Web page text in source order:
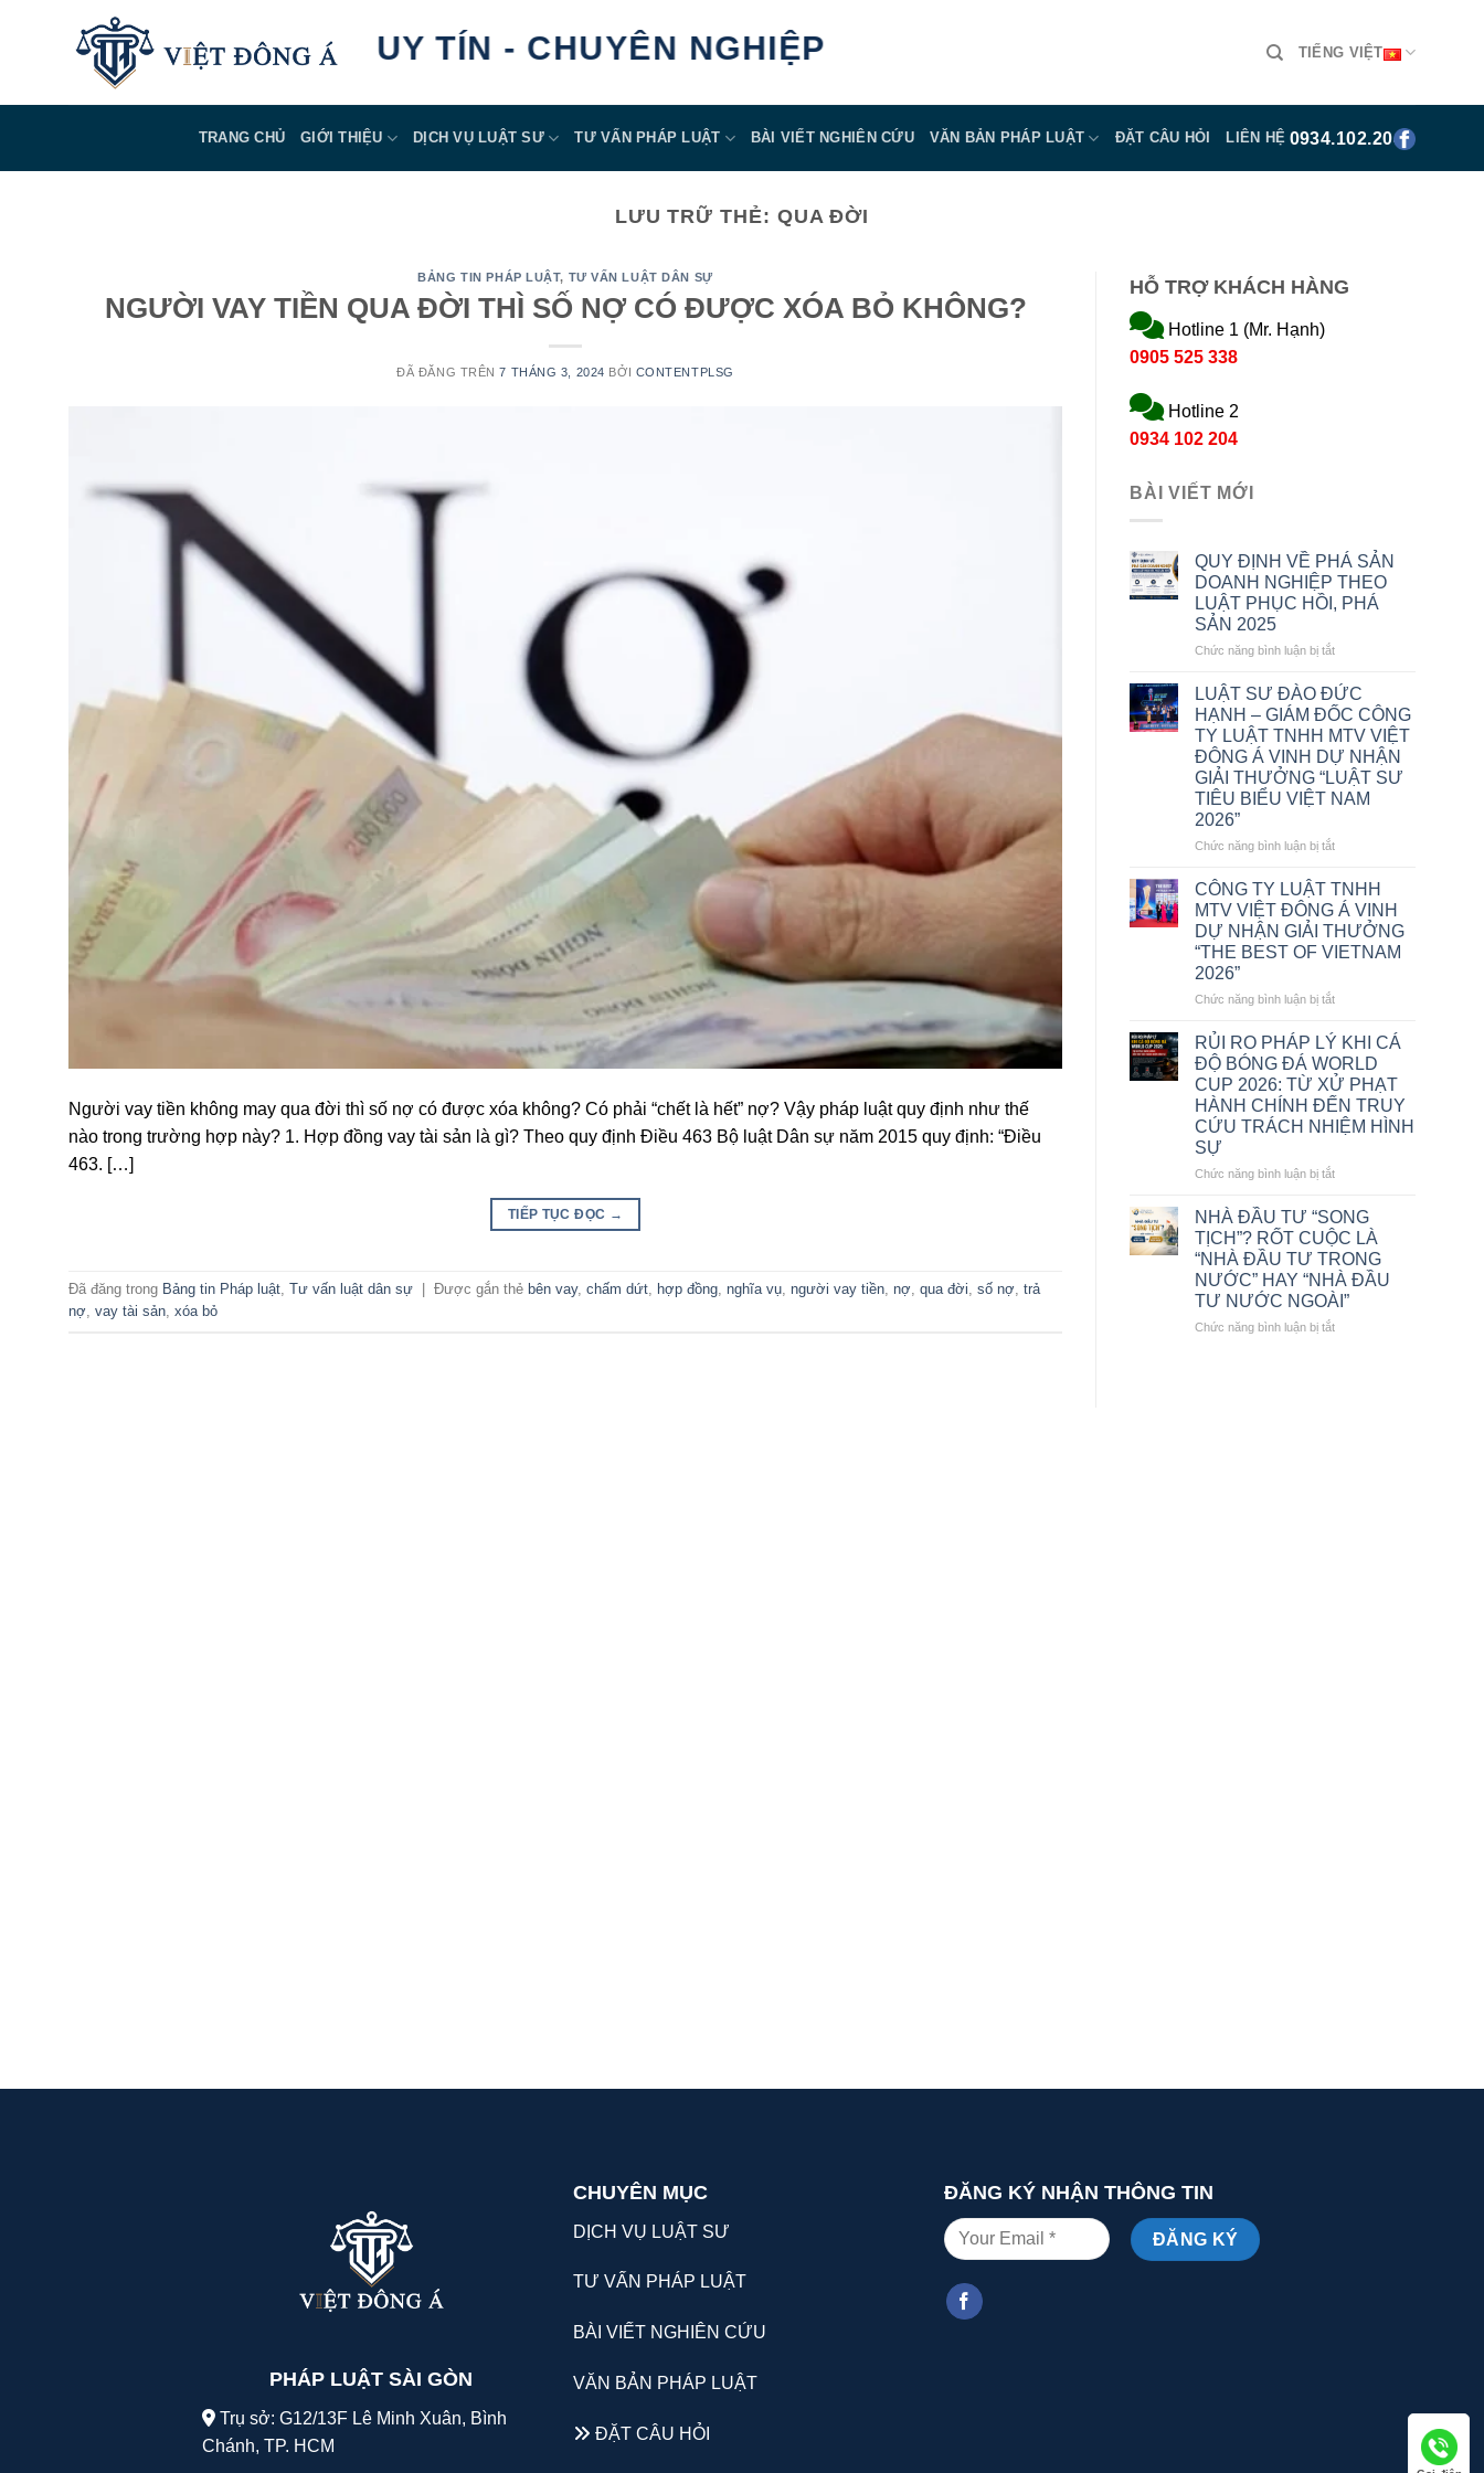
AN TÂM - UY TÍN - CHUYÊN NGHIỆP TIẾNG VIỆT
TRANG CHỦ GIỚI THIỆU DỊCH VỤ LUẬT SƯ TƯ VẤN PHÁP LUẬT BÀI VIẾT NGHIÊN CỨU VĂN BẢN PHÁP LUẬT ĐẶT CÂU HỎI LIÊN HỆ 0934.102.204
LƯU TRỮ THẺ: QUA ĐỜI
BẢNG TIN PHÁP LUẬT, TƯ VẤN LUẬT DÂN SỰ
NGƯỜI VAY TIỀN QUA ĐỜI THÌ SỐ NỢ CÓ ĐƯỢC XÓA BỎ KHÔNG?
ĐÃ ĐĂNG TRÊN7 THÁNG 3, 2024 BỞI CONTENTPLSG
Người vay tiền không may qua đời thì số nợ có được xóa không? Có phải “chết là hết” nợ? Vậy pháp luật quy định như thế
nào trong trường hợp này? 1. Hợp đồng vay tài sản là gì? Theo quy định Điều 463 Bộ luật Dân sự năm 2015 quy định: “Điều
463. […]
TIẾP TỤC ĐỌC →
Đã đăng trong Bảng tin Pháp luật, Tư vấn luật dân sự Được gắn thẻ bên vay, chấm dứt, hợp đồng, nghĩa vụ, người vay tiền, nợ, qua đời, số nợ, trả
nợ, vay tài sản, xóa bỏ
HỖ TRỢ KHÁCH HÀNG
Hotline 1 (Mr. Hạnh)
0905 525 338
Hotline 2
0934 102 204
BÀI VIẾT MỚI
QUY ĐỊNH VỀ PHÁ SẢN
DOANH NGHIỆP THEO
LUẬT PHỤC HỒI, PHÁ
SẢN 2025
Chức năng bình luận bị tắtở
ĐỊNH
VỀ
PHÁ
SẢN
DOANH
NGHIỆP
THEO
SẢN
2025
LUẬT SƯ ĐÀO ĐỨC
HẠNH – GIÁM ĐỐC CÔNG
TY LUẬT TNHH MTV VIỆT
ĐÔNG Á VINH DỰ NHẬN
GIẢI THƯỞNG “LUẬT SƯ
TIÊU BIỂU VIỆT NAM
2026”
Chức năng bình luận bị tắtở
SƯ
ĐÀO
ĐỨC
HẠNH
–
ĐỐC
LUẬT
TNHH
MTV
VIỆT
ĐÔNG
DỰ
GIẢI
THƯỞNG
“LUẬT
SƯ
TIÊU
VIỆT
CÔNG TY LUẬT TNHH
MTV VIỆT ĐÔNG Á VINH
DỰ NHẬN GIẢI THƯỞNG
“THE BEST OF VIETNAM
2026”
Chức năng bình luận bị tắtở
TY
LUẬT
TNHH
MTV
VIỆT
ĐÔNG
GIẢI
THƯỞNG
“THE
BEST
OF
2026”
RỦI RO PHÁP LÝ KHI CÁ
ĐỘ BÓNG ĐÁ WORLD
CUP 2026: TỪ XỬ PHẠT
HÀNH CHÍNH ĐẾN TRUY
CỨU TRÁCH NHIỆM HÌNH
SỰ
Chức năng bình luận bị tắtở
RO
PHÁP
LÝ
KHI
CÁ
ĐỘ
BÓNG
NHÀ ĐẦU TƯ “SONG
TỊCH”? RỐT CUỘC LÀ
“NHÀ ĐẦU TƯ TRONG
NƯỚC” HAY “NHÀ ĐẦU
TƯ NƯỚC NGOÀI”
Chức năng bình luận bị tắtở
PHÁP LUẬT SÀI GÒN
Trụ sở: G12/13F Lê Minh Xuân, Bình
Chánh, TP. HCM
CHUYÊN MỤC
DỊCH VỤ LUẬT SƯ
TƯ VẤN PHÁP LUẬT
BÀI VIẾT NGHIÊN CỨU
VĂN BẢN PHÁP LUẬT
ĐẶT CÂU HỎI
ĐĂNG KÝ NHẬN THÔNG TIN